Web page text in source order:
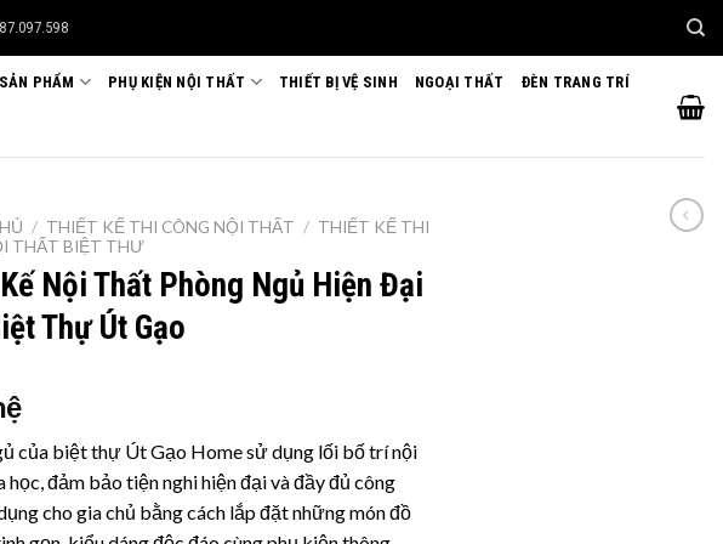
SẢN PHẨM PHỤ KIỆN NỘI THẤT THIẾT BỊ VỆ SINH NGOẠI THẤT ĐÈN TRANG TRÍ
/ THIẾT KẾ THI CÔNG NỘI THẤT / THIẾT KẾ THI
THẤT BIỆT THƯ
Nội Thất Phòng Ngủ Hiện Đại
Thự Út Gạo
của biệt thự Út Gạo Home sử dụng lối bố trí nội
học, đảm bảo tiện nghi hiện đại và đầy đủ công
cho gia chủ bằng cách lắp đặt những món đồ